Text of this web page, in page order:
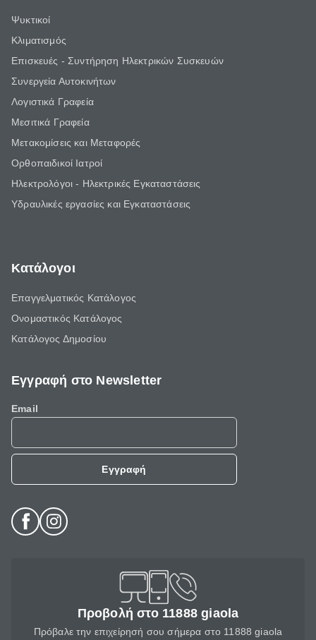
Ψυκτικοί
Κλιματισμός
Επισκευές - Συντήρηση Ηλεκτρικών Συσκευών
Συνεργεία Αυτοκινήτων
Λογιστικά Γραφεία
Μεσιτικά Γραφεία
Μετακομίσεις και Μεταφορές
Ορθοπαιδικοί Ιατροί
Ηλεκτρολόγοι - Ηλεκτρικές Εγκαταστάσεις
Υδραυλικές εργασίες και Εγκαταστάσεις
Κατάλογοι
Επαγγελματικός Κατάλογος
Ονομαστικός Κατάλογος
Κατάλογος Δημοσίου
Εγγραφή στο Newsletter
Email
Εγγραφή
Προβολή στο 11888 giaola
Πρόβαλε την επιχείρησή σου σήμερα στο 11888 giaola